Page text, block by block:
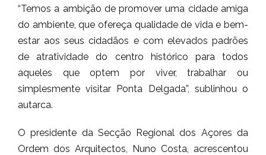
“Temos a ambição de promover uma cidade amiga
do ambiente, que ofereça qualidade de vida e bem-
estar aos seus cidadãos e com elevados padrões
de atratividade do centro histórico para todos
aqueles que optem por viver, trabalhar ou
simplesmente visitar Ponta Delgada”, sublinhou o
autarca.
O presidente da Secção Regional dos Açores da
Ordem dos Arquitectos, Nuno Costa, acrescentou